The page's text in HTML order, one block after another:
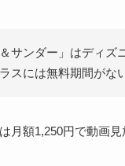
＆サンダー」はディズ
スには無料期間がな
月額1,250円で動画見